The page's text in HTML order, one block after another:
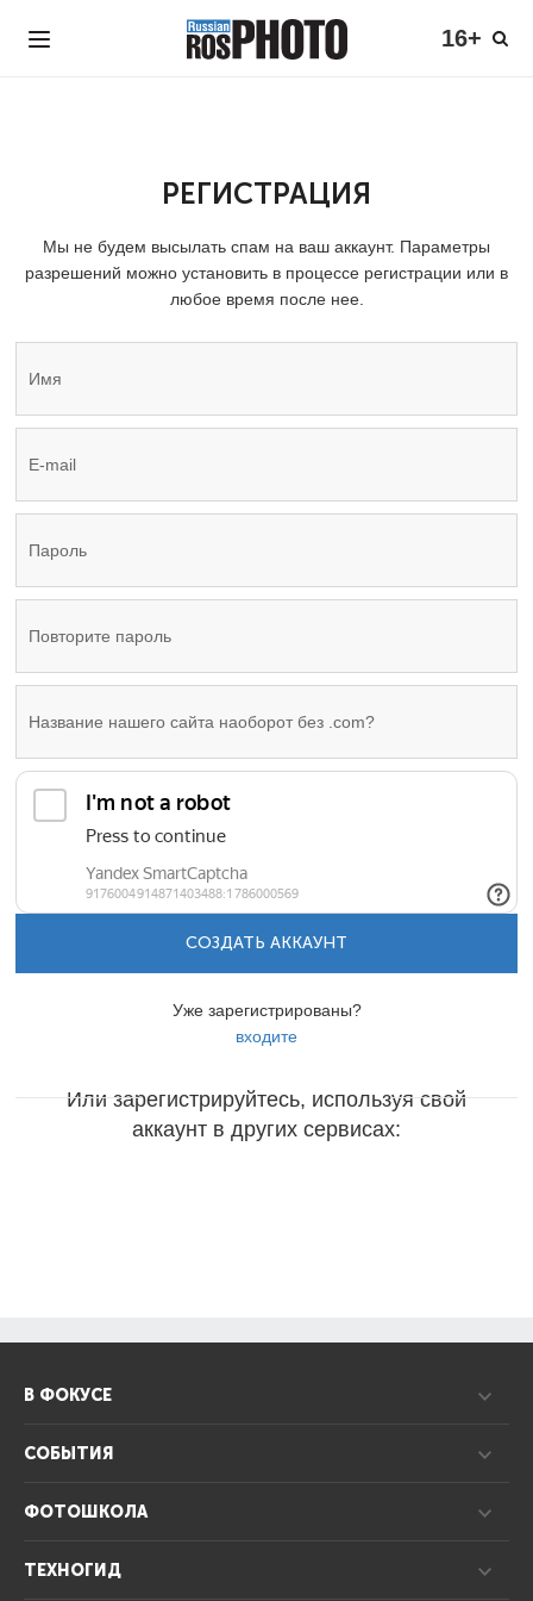
16+
РЕГИСТРАЦИЯ
Мы не будем высылать спам на ваш аккаунт. Параметры
разрешений можно установить в процессе регистрации или в
любое время после нее.
СОЗДАТЬ АККАУНТ
Уже зарегистрированы?
входите
Или зарегистрируйтесь, используя свой
аккаунт в других сервисах:
В ФОКУСЕ
СОБЫТИЯ
ФОТОШКОЛА
ТЕХНОГИД